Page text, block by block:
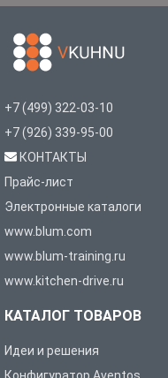
+7 (499) 322-03-10
+7 (926) 339-95-00
КОНТАКТЫ
Прайс-лист
Электронные каталоги
www.blum.com
www.blum-training.ru
www.kitchen-drive.ru
КАТАЛОГ ТОВАРОВ
Идеи и решения